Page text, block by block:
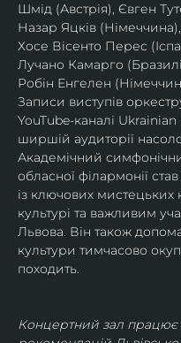
Шмід (Австрія), Євген
Назар Яцків
Хосе Вісенто Перес
Лучано Камарго
Робін Енгелен
Записи виступів
YouTube-каналі
ширшій аудиторії
Академічний
обласної філармонії
із ключових мистецьких
культурі та важливим
Львова. Він також
культури тимчасово
походить.
Концертний зал працює